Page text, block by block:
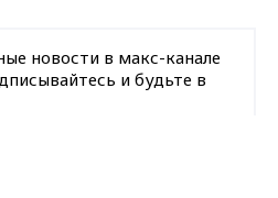
новости в макс-канале
и будьте в